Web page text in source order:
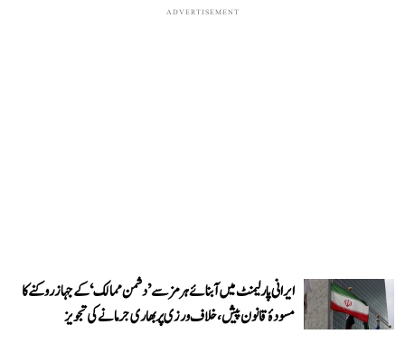
ADVERTISEMENT
ایرانی پارلیمنٹ میں آبنائے ہرمز سے ’دشمن ممالک‘ کے جہاز روکنے کا
مسودۂ قانون پیش، خلاف ورزی پر بھاری جرمانے کی تجویز